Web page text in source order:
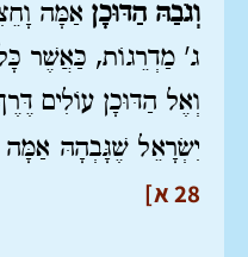
וְגֹבַהּ הַדּוּכָן אַמָּה
ג' מַדְרֵגוֹת, כַּאֲשֶׁר
וְאֶל הַדּוּכָן עוֹלִים
יִשְׂרָאֵל שֶׁגָּבְהָהּ
28 א]